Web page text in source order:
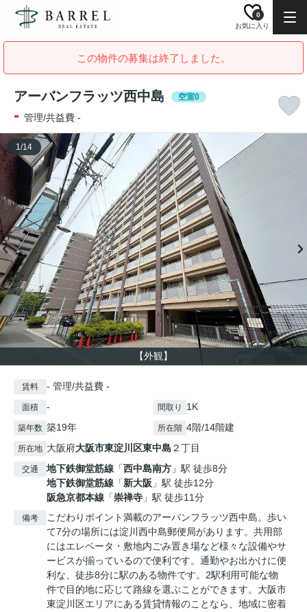
お気に入り
0
この物件の募集は終了しました。
アーバンフラッツ西中島 空室0
- 管理/共益費 -
【外観】
1/14
賃料 - 管理/共益費 -
面積 - 間取り 1K
築年数 築19年 所在階 4階/14階建
所在地 大阪府大阪市東淀川区東中島 ２丁目
交通 地下鉄御堂筋線 「西中島南方 」駅 徒歩8分
地下鉄御堂筋線 「新大阪 」駅 徒歩12分
阪急京都本線 「崇禅寺 」駅 徒歩11分
備考
こだわりポイント満載のアーバンフラッツ西中島。歩い
て7分の場所には淀川西中島郵便局があります。共用部
にはエレベータ・敷地内ごみ置き場など様々な設備やサ
ービスが揃っているので便利です。通勤やお出かけに便
利な、徒歩8分に駅のある物件です。2駅利用可能な物
件で目的地に応じて路線を選ぶことができます。大阪市
東淀川区エリアにある賃貸情報のことなら、地域に密着